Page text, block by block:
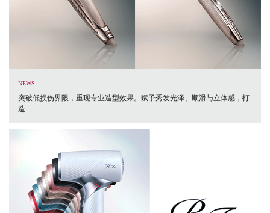
NEWS
突破低损伤界限，重现专业造型效果。赋予秀发光泽、顺滑与立体感，打
造...